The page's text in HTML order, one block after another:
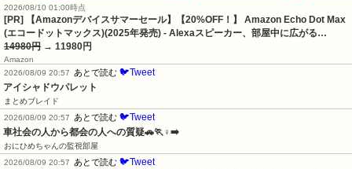
2026/08/10 01:00時点
[PR] 【Amazonデバイスサマーセール】【20%OFF！】 Amazon Echo Dot Max
(エコードットマックス)(2025年発売) - Alexaスピーカー、部屋中に広がる…
14980円 → 11980円
Amazon
2026/08/09 20:57
あとで読む 🐦Tweet
アイシャドウパレット
まとめブレイド
2026/08/09 20:57
あとで読む 🐦Tweet
車社会の人から都会の人への質疑🚗🏃♀️➡️
おにひめちゃんの監視部屋
2026/08/09 20:57
あとで読む 🐦Tweet